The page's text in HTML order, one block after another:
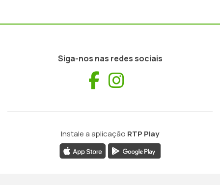
Siga-nos nas redes sociais
Facebook
Instale a aplicação RTP Play